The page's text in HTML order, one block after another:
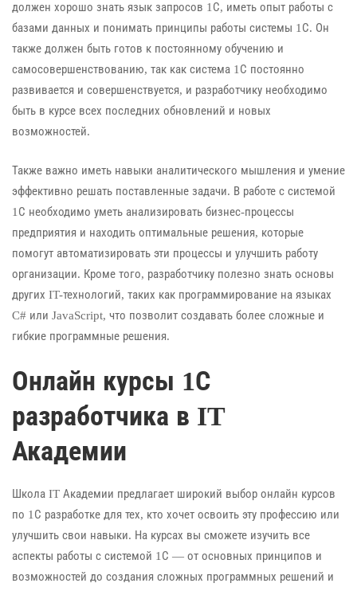
должен хорошо знать язык запросов 1С, иметь опыт работы с
базами данных и понимать принципы работы системы 1С. Он
также должен быть готов к постоянному обучению и
самосовершенствованию, так как система 1С постоянно
развивается и совершенствуется, и разработчику необходимо
быть в курсе всех последних обновлений и новых
возможностей.
Также важно иметь навыки аналитического мышления и умение
эффективно решать поставленные задачи. В работе с системой
1С необходимо уметь анализировать бизнес-процессы
предприятия и находить оптимальные решения, которые
помогут автоматизировать эти процессы и улучшить работу
организации. Кроме того, разработчику полезно знать основы
других IT-технологий, таких как программирование на языках
C# или JavaScript, что позволит создавать более сложные и
гибкие программные решения.
Онлайн курсы 1С
разработчика в IT
Академии
Школа IT Академии предлагает широкий выбор онлайн курсов
по 1С разработке для тех, кто хочет освоить эту профессию или
улучшить свои навыки. На курсах вы сможете изучить все
аспекты работы с системой 1С — от основных принципов и
возможностей до создания сложных программных решений и